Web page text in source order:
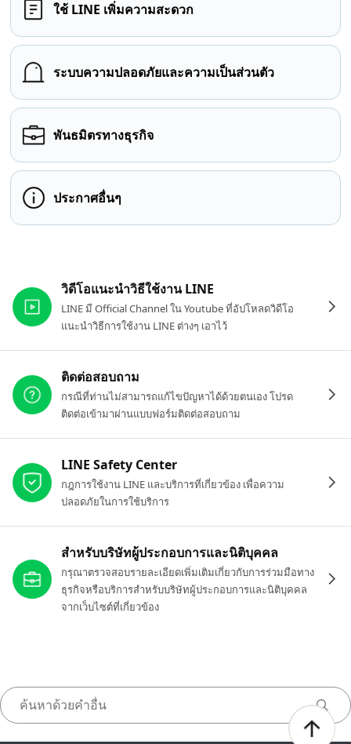
ใช้ LINE เพิ่มความสะดวก
ระบบความปลอดภัยและความเป็นส่วนตัว
พันธมิตรทางธุรกิจ
ประกาศอื่นๆ
วิดีโอแนะนำวิธีใช้งาน LINE
LINE มี Official Channel ใน Youtube ที่อัปโหลดวิดีโอ
แนะนำวิธีการใช้งาน LINE ต่างๆ เอาไว้
ติดต่อสอบถาม
กรณีที่ท่านไม่สามารถแก้ไขปัญหาได้ด้วยตนเอง โปรด
ติดต่อเข้ามาผ่านแบบฟอร์มติดต่อสอบถาม
LINE Safety Center
กฎการใช้งาน LINE และบริการที่เกี่ยวข้อง เพื่อความ
ปลอดภัยในการใช้บริการ
สำหรับบริษัทผู้ประกอบการและนิติบุคคล
กรุณาตรวจสอบรายละเอียดเพิ่มเติมเกี่ยวกับการร่วมมือทาง
ธุรกิจหรือบริการสำหรับบริษัทผู้ประกอบการและนิติบุคคล
จากเว็บไซต์ที่เกี่ยวข้อง